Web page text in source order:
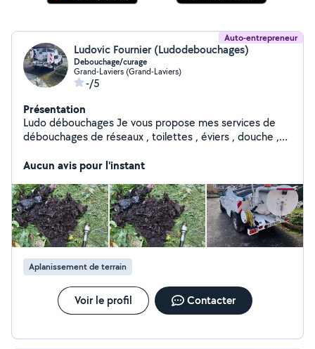
Auto-entrepreneur
Ludovic Fournier (Ludodebouchages)
Debouchage/curage
Grand-Laviers (Grand-Laviers)
-/5
Présentation
Ludo débouchages Je vous propose mes services de
débouchages de réseaux , toilettes , éviers , douche ,
à graisse et postes de relevages Passage caméra avec
dans les départements 80, 62 , 76
Aucun avis pour l'instant
Aplanissement de terrain
Voir le profil Contacter